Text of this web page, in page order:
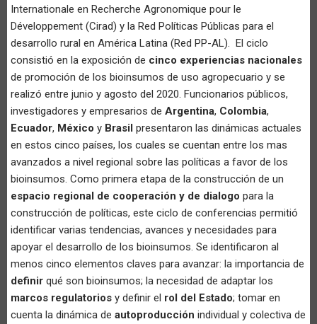
Internationale en Recherche Agronomique pour le
Développement (Cirad) y la Red Políticas Públicas para el
desarrollo rural en América Latina (Red PP-AL). El ciclo
consistió en la exposición de cinco experiencias nacionales
de promoción de los bioinsumos de uso agropecuario y se
realizó entre junio y agosto del 2020. Funcionarios públicos,
investigadores y empresarios de Argentina, Colombia,
Ecuador, México y Brasil presentaron las dinámicas actuales
en estos cinco países, los cuales se cuentan entre los mas
avanzados a nivel regional sobre las políticas a favor de los
bioinsumos. Como primera etapa de la construcción de un
espacio regional de cooperación y de dialogo para la
construcción de políticas, este ciclo de conferencias permitió
identificar varias tendencias, avances y necesidades para
apoyar el desarrollo de los bioinsumos. Se identificaron al
menos cinco elementos claves para avanzar: la importancia de
definir qué son bioinsumos; la necesidad de adaptar los
marcos regulatorios y definir el rol del Estado; tomar en
cuenta la dinámica de autoproducción individual y colectiva de